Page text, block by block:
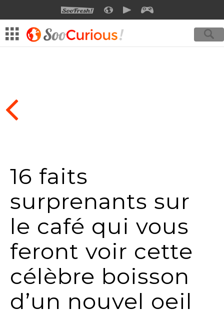
SOOFRESHSOOCURIOUSSOOMOTION
16 faits
surprenants sur
le café qui vous
feront voir cette
célèbre boisson
d’un nouvel oeil